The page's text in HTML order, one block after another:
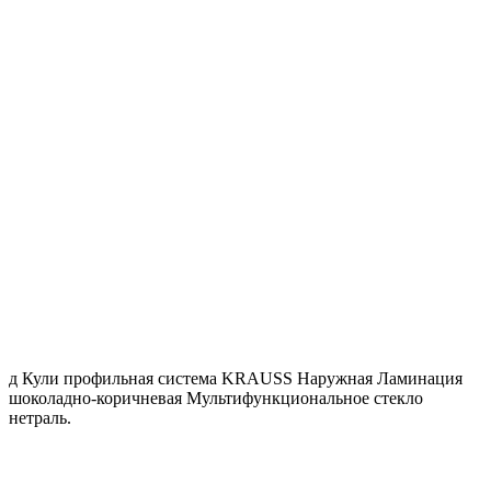
д Кули профильная система KRAUSS Наружная Ламинация
шоколадно-коричневая Мультифункциональное стекло
нетраль.